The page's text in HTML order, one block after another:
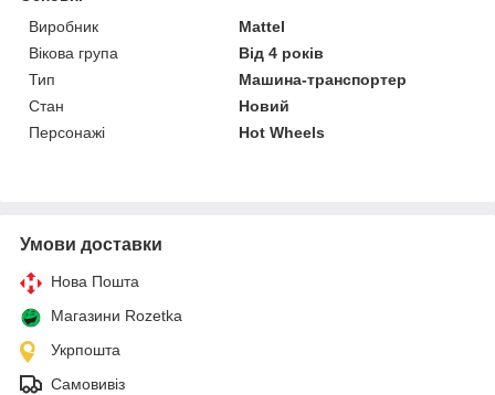
Виробник
Mattel
Вікова група
Від 4 років
Тип
Машина-транспортер
Стан
Новий
Персонажі
Hot Wheels
Умови доставки
Нова Пошта
Магазини Rozetka
Укрпошта
Самовивіз